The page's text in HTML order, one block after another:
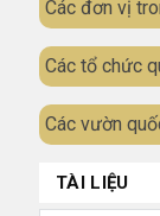
Các đơn vị
Các tổ chức
Các vườn
TÀI LIỆU